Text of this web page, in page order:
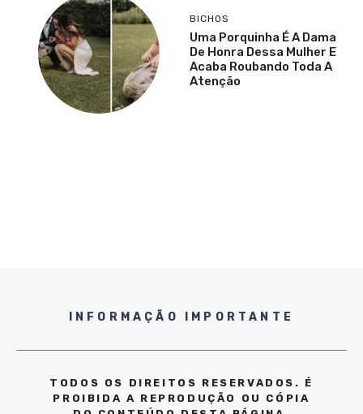
BICHOS
Uma Porquinha É A Dama
De Honra Dessa Mulher E
Acaba Roubando Toda A
Atenção
INFORMAÇÃO IMPORTANTE
TODOS OS DIREITOS RESERVADOS. É
PROIBIDA A REPRODUÇÃO OU CÓPIA